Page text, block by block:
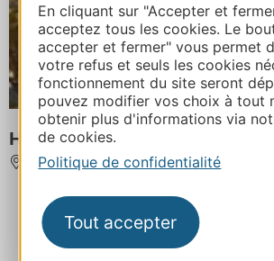
En cliquant sur "Accepter et
acceptez tous les cookies. Le
accepter et fermer" vous permet
votre refus et seuls les cookies
fonctionnement du site seront
pouvez modifier vos choix à tout
obtenir plus d'informations via
de cookies.
Politique de confidentialité
Tout accepter
HOTEL LE NID
ARGELES-SUR-MER
‹ 1 ... 33